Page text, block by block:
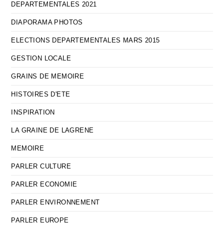
DEPARTEMENTALES 2021
DIAPORAMA PHOTOS
ELECTIONS DEPARTEMENTALES MARS 2015
GESTION LOCALE
GRAINS DE MEMOIRE
HISTOIRES D'ETE
INSPIRATION
LA GRAINE DE LAGRENE
MEMOIRE
PARLER CULTURE
PARLER ECONOMIE
PARLER ENVIRONNEMENT
PARLER EUROPE